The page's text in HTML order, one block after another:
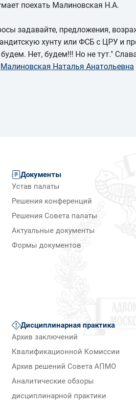
поехать Малиновская Н.А.
задавайте, предложения,
хунту или ФСБ с ЦРУ и
Нет, будем!!! Но не тут."
Малиновская Наталья Анатольевна
Документы
Устав палаты
Решения конференций
Решения Совета палаты
Актуальные документы
Формы документов
Дисциплинарная практика
Архив заключений
Квалификационной Комиссии
Архив решений Совета АПМО
Аналитические обзоры
дисциплинарной практики